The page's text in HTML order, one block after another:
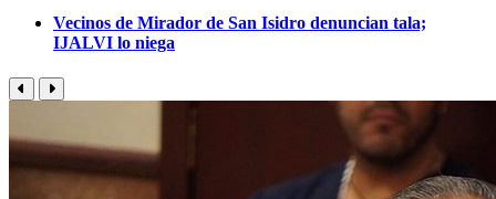
Vecinos de Mirador de San Isidro denuncian tala;
IJALVI lo niega